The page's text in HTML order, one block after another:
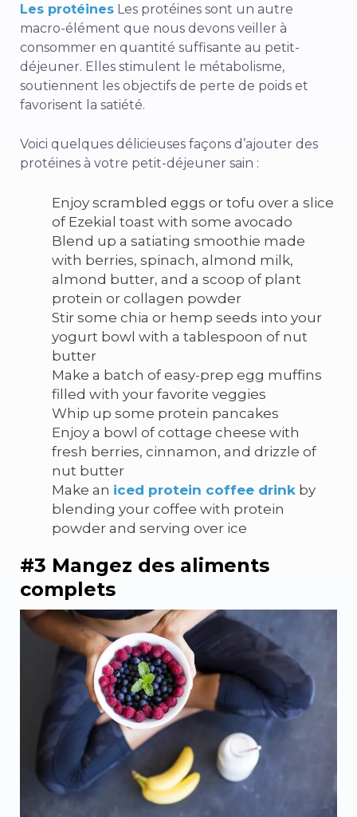
Les protéines Les protéines sont un autre
macro-élément que nous devons veiller à
consommer en quantité suffisante au petit-
déjeuner. Elles stimulent le métabolisme,
soutiennent les objectifs de perte de poids et
favorisent la satiété.
Voici quelques délicieuses façons d’ajouter des
protéines à votre petit-déjeuner sain :
Enjoy scrambled eggs or tofu over a slice
of Ezekial toast with some avocado
Blend up a satiating smoothie made
with berries, spinach, almond milk,
almond butter, and a scoop of plant
protein or collagen powder
Stir some chia or hemp seeds into your
yogurt bowl with a tablespoon of nut
butter
Make a batch of easy-prep egg muffins
filled with your favorite veggies
Whip up some protein pancakes
Enjoy a bowl of cottage cheese with
fresh berries, cinnamon, and drizzle of
nut butter
Make an iced protein coffee drink by
blending your coffee with protein
powder and serving over ice
#3 Mangez des aliments
complets